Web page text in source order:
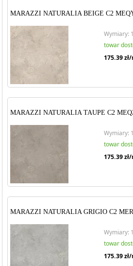
MARAZZI NATURALIA BEIGE C2
Wymiary:
towar
175.39
MARAZZI NATURALIA TAUPE C2
Wymiary:
towar
175.39
MARAZZI NATURALIA GRIGIO C2
Wymiary:
towar
175.39